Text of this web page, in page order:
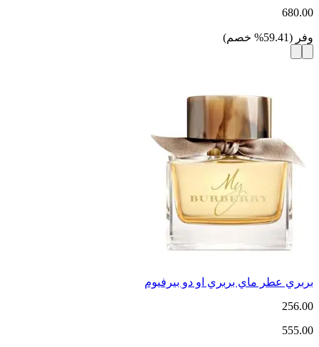
680.00
وفر (
59.41
% خصم)
بربري عطر ماي بربري او دو بيرفيوم
256.00
555.00